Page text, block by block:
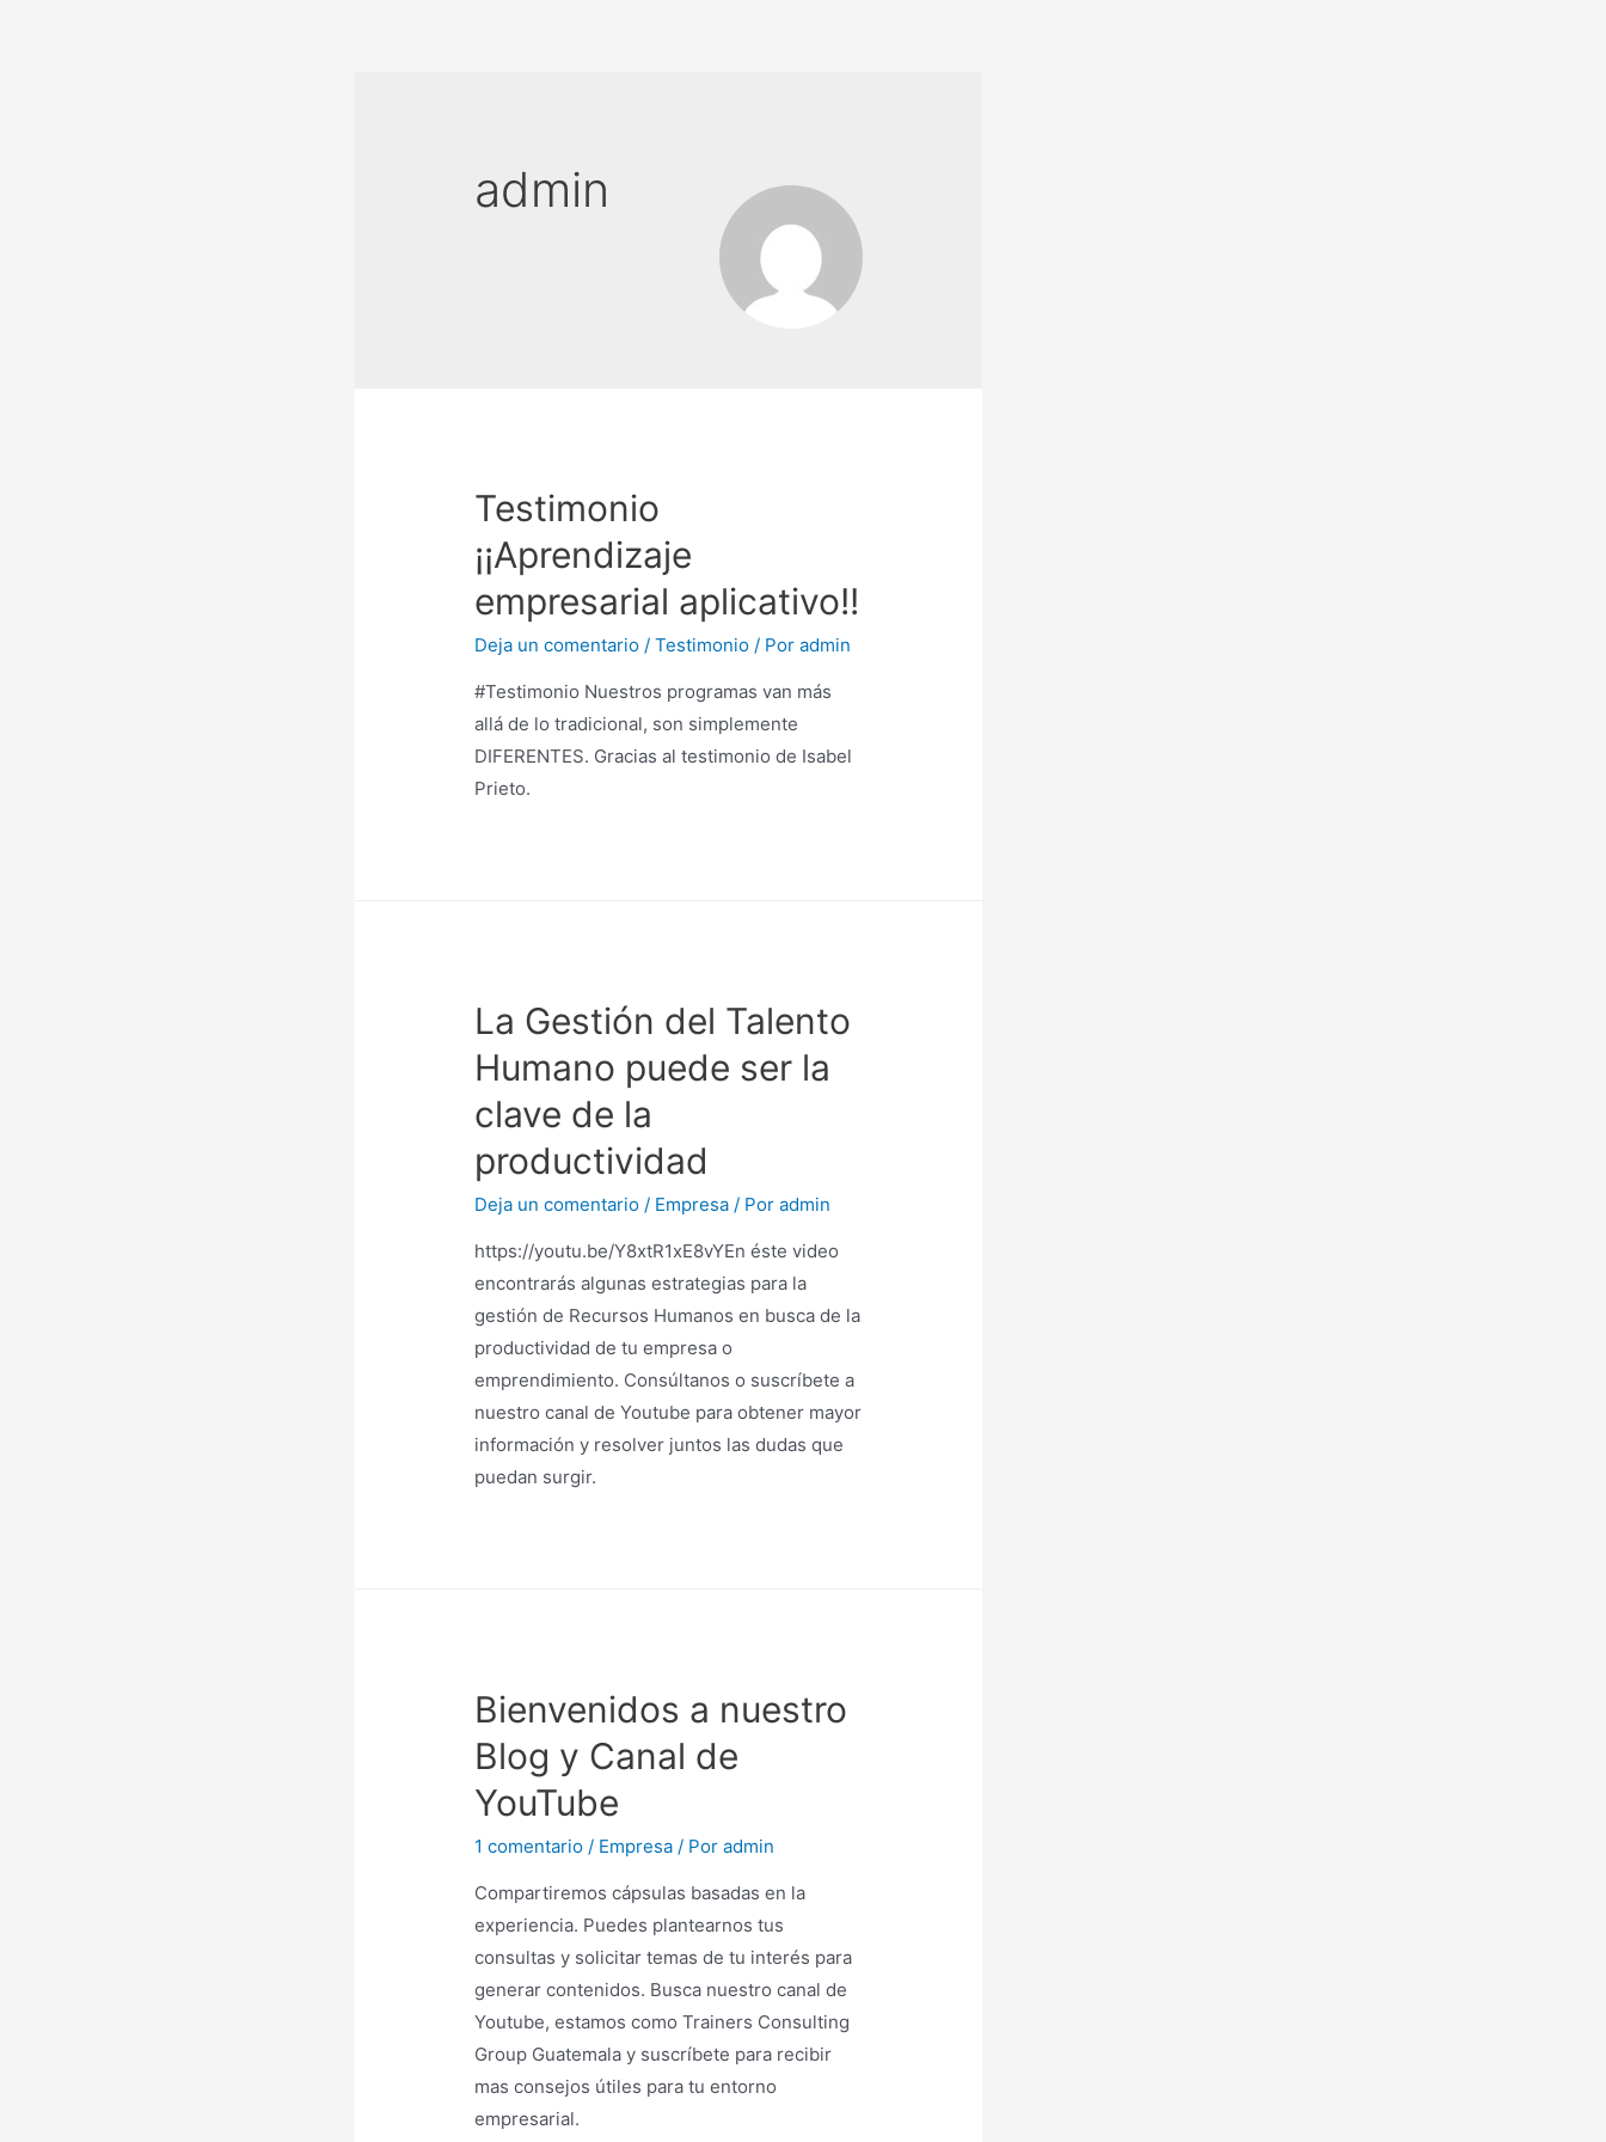
admin
Testimonio
¡¡Aprendizaje
empresarial aplicativo!!
Deja un comentario /Testimonio / Poradmin
#Testimonio Nuestros programas van más
allá de lo tradicional, son simplemente
DIFERENTES. Gracias al testimonio de Isabel
Prieto.
La Gestión del Talento
Humano puede ser la
clave de la
productividad
Deja un comentario / Empresa / Poradmin
https://youtu.be/Y8xtR1xE8vYEn éste video
encontrarás algunas estrategias para la
gestión de Recursos Humanos en busca de la
productividad de tu empresa o
emprendimiento. Consúltanos o suscríbete a
nuestro canal de Youtube para obtener mayor
información y resolver juntos las dudas que
puedan surgir.
Bienvenidos a nuestro
Blog y Canal de
YouTube
1 comentario / Empresa / Poradmin
Compartiremos cápsulas basadas en la
experiencia. Puedes plantearnos tus
consultas y solicitar temas de tu interés para
generar contenidos. Busca nuestro canal de
Youtube, estamos como Trainers Consulting
Group Guatemala y suscríbete para recibir
mas consejos útiles para tu entorno
empresarial.